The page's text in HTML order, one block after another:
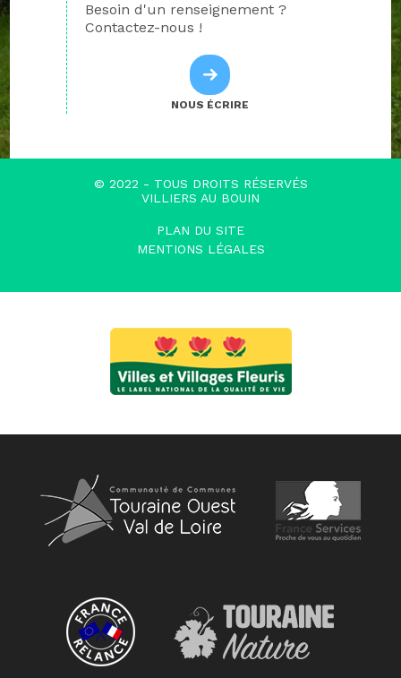
Besoin d'un renseignement ?
Contactez-nous !
NOUS ÉCRIRE
© 2022 - TOUS DROITS RÉSERVÉS
VILLIERS AU BOUIN
PLAN DU SITE
MENTIONS LÉGALES